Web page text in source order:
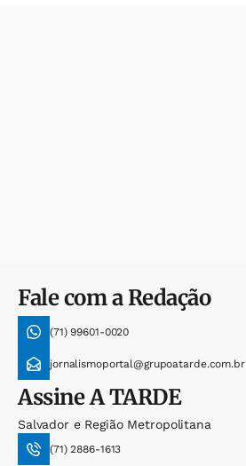
Fale com a Redação
(71) 99601-0020
jornalismoportal@grupoatarde.com.br
AssineA TARDE
Salvador e Região Metropolitana
(71) 2886-1613